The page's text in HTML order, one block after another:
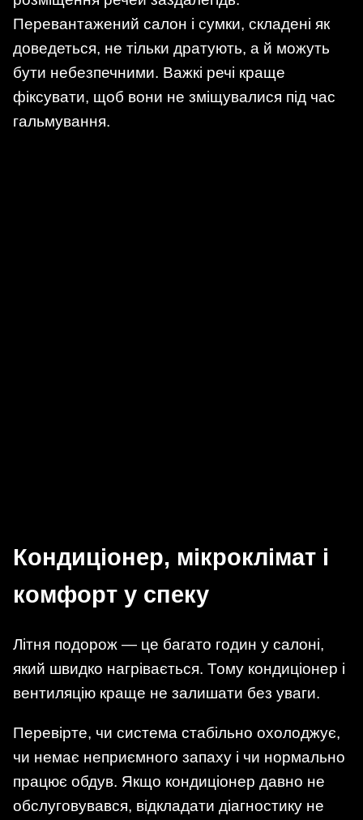
Перевантажений салон і сумки, складені як
доведеться, не тільки дратують, а й можуть
бути небезпечними. Важкі речі краще
фіксувати, щоб вони не зміщувалися під час
гальмування.
Кондиціонер, мікроклімат і
комфорт у спеку
Літня подорож — це багато годин у салоні,
який швидко нагрівається. Тому кондиціонер і
вентиляцію краще не залишати без уваги.
Перевірте, чи система стабільно охолоджує,
чи немає неприємного запаху і чи нормально
працює обдув. Якщо кондиціонер давно не
обслуговувався, відкладати діагностику не